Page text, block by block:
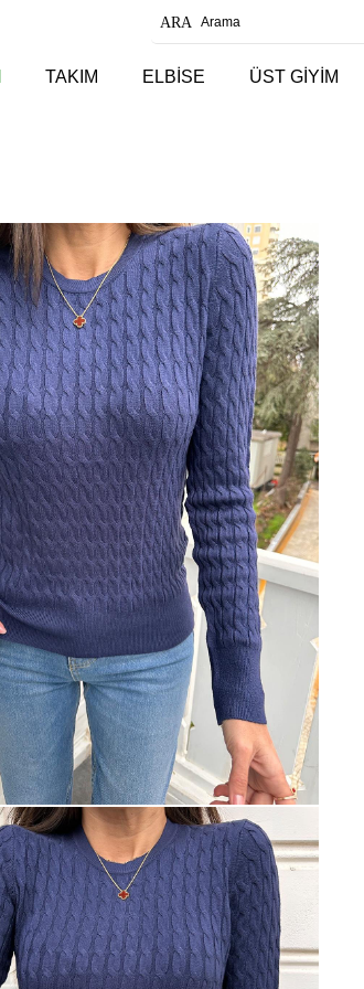
TAKIM ELBİSE ÜST GİYİM